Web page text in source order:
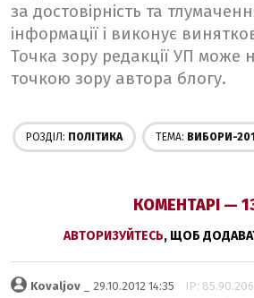
за достовірність та
інформації і виконує
Точка зору редакції УП може
точкою зору автора блогу.
РОЗДІЛ: ПОЛІТИКА ТЕМА: ВИБОРИ-
КОМЕНТАРІ —
АВТОРИЗУЙТЕСЬ, ЩОБ
Kovaljov _ 29.10.2012 14:35 IP: